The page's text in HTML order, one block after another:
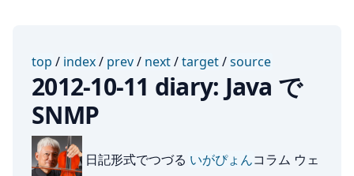
top / index/ prev/ next/target/source
2012-10-11 diary: Java で
SNMP
日記形式でつづる いがぴょんコラム ウェ